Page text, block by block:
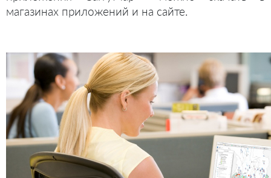
магазинах приложений и на сайте.